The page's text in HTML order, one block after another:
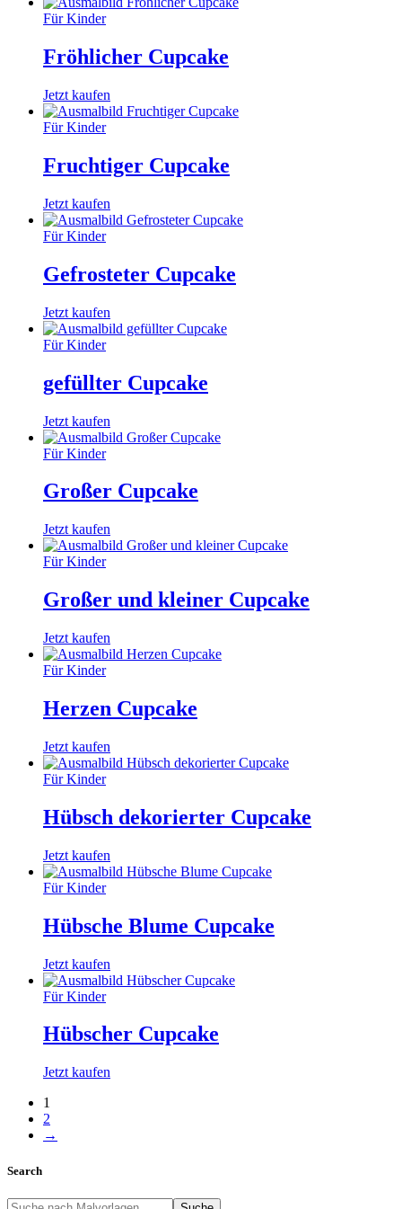
Für Kinder
Fröhlicher Cupcake
Jetzt kaufen
Für Kinder
Fruchtiger Cupcake
Jetzt kaufen
Für Kinder
Gefrosteter Cupcake
Jetzt kaufen
Für Kinder
gefüllter Cupcake
Jetzt kaufen
Für Kinder
Großer Cupcake
Jetzt kaufen
Für Kinder
Großer und kleiner Cupcake
Jetzt kaufen
Für Kinder
Herzen Cupcake
Jetzt kaufen
Für Kinder
Hübsch dekorierter Cupcake
Jetzt kaufen
Für Kinder
Hübsche Blume Cupcake
Jetzt kaufen
Für Kinder
Hübscher Cupcake
Jetzt kaufen
1
2
→
Search